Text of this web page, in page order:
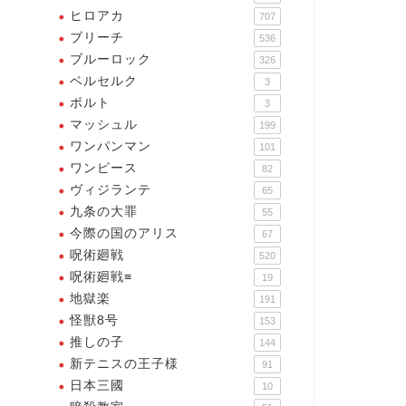
ヒロアカ】これがあなたにと
て何よりも幸せなことなんだ
2024年4月19日
ヒロアカ 707
ブリーチ 536
ブルーロック 326
ベルセルク 3
ボルト 3
マッシュル 199
ワンパンマン 101
ワンピース 82
ヴィジランテ 65
九条の大罪 55
今際の国のアリス 67
呪術廻戦 520
呪術廻戦≡ 19
地獄楽 191
怪獣8号 153
推しの子 144
新テニスの王子様 91
日本三國 10